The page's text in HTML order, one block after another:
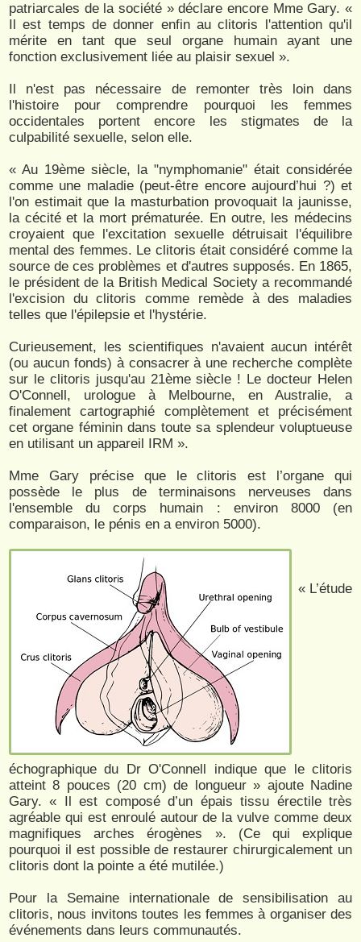
patriarcales de la société » déclare encore Mme Gary. «
Il est temps de donner enfin au clitoris l'attention qu'il
mérite en tant que seul organe humain ayant une
fonction exclusivement liée au plaisir sexuel ».
Il n'est pas nécessaire de remonter très loin dans
l'histoire pour comprendre pourquoi les femmes
occidentales portent encore les stigmates de la
culpabilité sexuelle, selon elle.
« Au 19ème siècle, la "nymphomanie" était considérée
comme une maladie (peut-être encore aujourd’hui ?) et
l'on estimait que la masturbation provoquait la jaunisse,
la cécité et la mort prématurée. En outre, les médecins
croyaient que l'excitation sexuelle détruisait l'équilibre
mental des femmes. Le clitoris était considéré comme la
source de ces problèmes et d'autres supposés. En 1865,
le président de la British Medical Society a recommandé
l'excision du clitoris comme remède à des maladies
telles que l'épilepsie et l'hystérie.
Curieusement, les scientifiques n'avaient aucun intérêt
(ou aucun fonds) à consacrer à une recherche complète
sur le clitoris jusqu'au 21ème siècle ! Le docteur Helen
O'Connell, urologue à Melbourne, en Australie, a
finalement cartographié complètement et précisément
cet organe féminin dans toute sa splendeur voluptueuse
en utilisant un appareil IRM ».
Mme Gary précise que le clitoris est l’organe qui
possède le plus de terminaisons nerveuses dans
l'ensemble du corps humain : environ 8000 (en
comparaison, le pénis en a environ 5000).
« L’étude
échographique du Dr O'Connell indique que le clitoris
atteint 8 pouces (20 cm) de longueur » ajoute Nadine
Gary. « Il est composé d’un épais tissu érectile très
agréable qui est enroulé autour de la vulve comme deux
magnifiques arches érogènes ». (Ce qui explique
pourquoi il est possible de restaurer chirurgicalement un
clitoris dont la pointe a été mutilée.)
Pour la Semaine internationale de sensibilisation au
clitoris, nous invitons toutes les femmes à organiser des
événements dans leurs communautés.